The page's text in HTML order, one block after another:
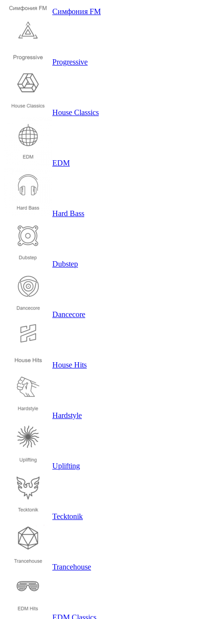
Симфония FM
Progressive
House Classics
EDM
Hard Bass
Dubstep
Dancecore
House Hits
Hardstyle
Uplifting
Tecktonik
Trancehouse
EDM Classics